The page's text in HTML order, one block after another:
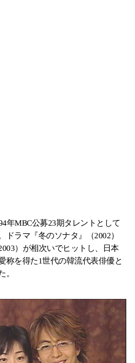
年MBC公募23期タレントとして
ドラマ『冬のソナタ』（2002）
）が相次いでヒットし、日本
称を得た1世代の韓流代表俳優と
。